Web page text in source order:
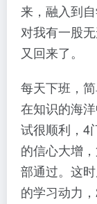
来，融入到
对我有一股
又回来了。
每天下班，
在知识的海
试很顺利，4
的信心大增
部通过。这
的学习动力